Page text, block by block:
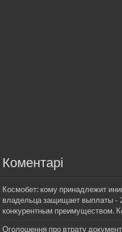
Коментарі
Космобет: кому принадлежит
владельца защищает выплаты -
конкурентным преимуществом.
Оголошення про втрату